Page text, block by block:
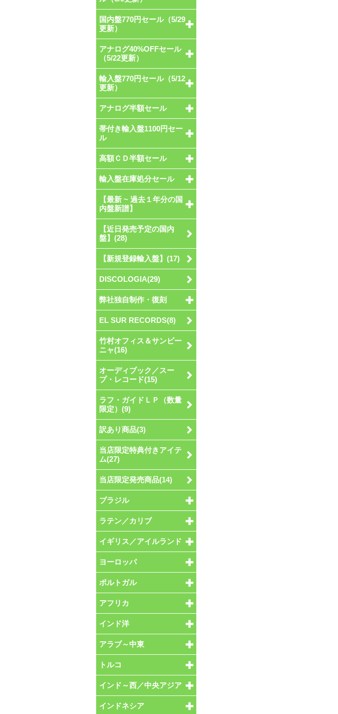
国内盤770円セール（5/29
更新）
アナログ40%OFFセール
（5/22更新）
輸入盤770円セール（5/12
更新）
アナログ半額セール
帯付き輸入盤1100円セー
ル
高額ＣＤ半額セール
輸入盤在庫処分セール
【最新 ~ 過去１年分の国
内盤新譜】
【近日発売予定の国内
盤】(28)
【新規登録輸入盤】(17)
DISCOLOGIA(29)
弊社独自制作・復刻
EL SUR RECORDS(8)
竹村オフィス＆サンビー
ニャ(16)
オーディブック／スー
プ・レコード(15)
ラフ・ガイドＬＰ（数量
限定）(9)
訳あり商品(3)
当店限定特典付きアイテ
ム(27)
当店限定発売商品(14)
ブラジル
ラテン／カリブ
イギリス／アイルランド
ヨーロッパ
ポルトガル
アフリカ
インド洋
アラブ～中東
トルコ
インド～西／中央アジア
インドネシア